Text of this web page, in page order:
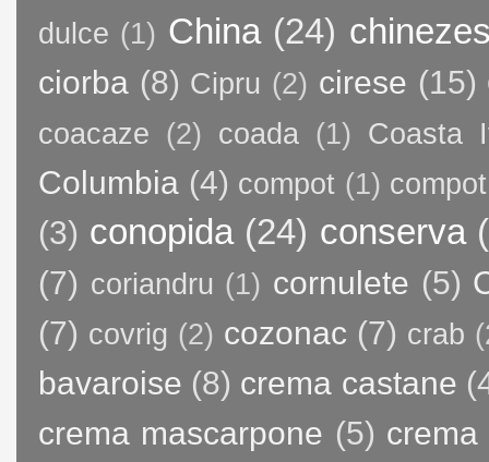
dulce (1) China (24)
ciorba (8) Cipru (2) cirese (15)
coacaze (2) coada (1) Coasta
Columbia (4) compot (1)
(3) conopida (24) conserva
(7) coriandru (1) cornulete (5)
(7) covrig (2) cozonac (7) crab
bavaroise (8) crema castane
crema mascarpone (5) crema